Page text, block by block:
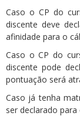
Caso o CP do
discente deve
afinidade para o
Caso o CP do
discente pode
pontuação será
Caso já tenha
ser declarado